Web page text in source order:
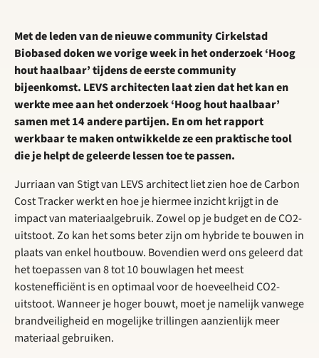
Met de leden van de nieuwe community Cirkelstad
Biobased doken we vorige week in het onderzoek ‘Hoog
hout haalbaar’ tijdens de eerste community
bijeenkomst. LEVS architecten laat zien dat het kan en
werkte mee aan het onderzoek ‘Hoog hout haalbaar’
samen met 14 andere partijen. En om het rapport
werkbaar te maken ontwikkelde ze een praktische tool
die je helpt de geleerde lessen toe te passen.
Jurriaan van Stigt van LEVS architect liet zien hoe de Carbon
Cost Tracker werkt en hoe je hiermee inzicht krijgt in de
impact van materiaalgebruik. Zowel op je budget en de CO2-
uitstoot. Zo kan het soms beter zijn om hybride te bouwen in
plaats van enkel houtbouw. Bovendien werd ons geleerd dat
het toepassen van 8 tot 10 bouwlagen het meest
kostenefficiënt is en optimaal voor de hoeveelheid CO2-
uitstoot. Wanneer je hoger bouwt, moet je namelijk vanwege
brandveiligheid en mogelijke trillingen aanzienlijk meer
materiaal gebruiken.